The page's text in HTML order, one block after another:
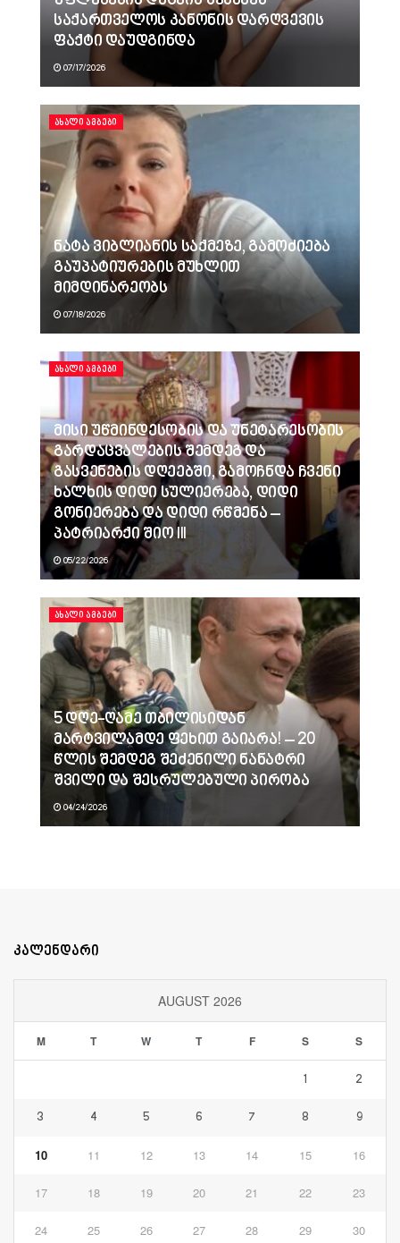
საქართველოს კანონის დარღვევის
ფაქტი დაუდგინდა
07/17/2026
ᲐᲮᲐᲚᲘ ᲐᲛᲑᲔᲑᲘ
ნატა ვიბლიანის საქმეზე, გამოძიება
გაუპატიურების მუხლით
მიმდინარეობს
07/18/2026
ᲐᲮᲐᲚᲘ ᲐᲛᲑᲔᲑᲘ
მისი უწმინდესობის და უნეტარესობის
გარდაცვალების შემდეგ და
გასვენების დღეებში, გამოჩნდა ჩვენი
ხალხის დიდი სულიერება, დიდი
გონიერება და დიდი რწმენა –
პატრიარქი შიო III
05/22/2026
ᲐᲮᲐᲚᲘ ᲐᲛᲑᲔᲑᲘ
5 დღე-ღამე თბილისიდან
მარტვილამდე ფეხით გაიარა! – 20
წლის შემდეგ შეძენილი ნანატრი
შვილი და შესრულებული პირობა
04/24/2026
კალენდარი
AUGUST 2026
M T W T F S S
1 2
3 4 5 6 7 8 9
10 11 12 13 14 15 16
17 18 19 20 21 22 23
24 25 26 27 28 29 30